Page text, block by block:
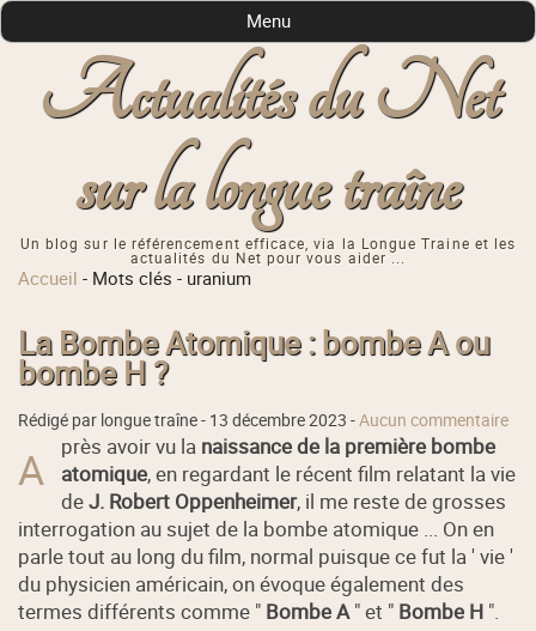
Actualités du Net
sur la longue traîne
Un blog sur le référencement efficace, via la Longue Traine et les
actualités du Net pour vous aider ...
Menu
Accueil - Mots clés - uranium
La Bombe Atomique : bombe A ou
bombe H ?
Rédigé par longue traîne - 13 décembre 2023 -Aucun commentaire
A près avoir vu la naissance de la première bombe
atomique, en regardant le récent film relatant la vie
deJ. Robert Oppenheimer, il me reste de grosses
interrogation au sujet de la bombe atomique ... On en
parle tout au long du film, normal puisque ce fut la ' vie '
du physicien américain, on évoque également des
termes différents comme " Bombe A" et " Bombe H ".